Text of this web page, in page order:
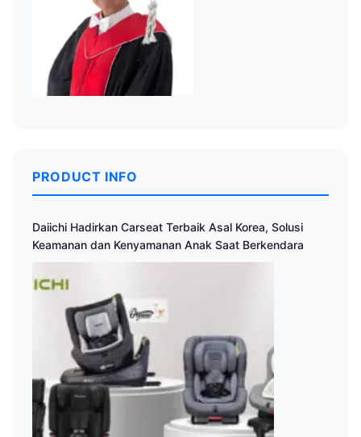
PRODUCT INFO
Daiichi Hadirkan Carseat Terbaik Asal Korea, Solusi
Keamanan dan Kenyamanan Anak Saat Berkendara